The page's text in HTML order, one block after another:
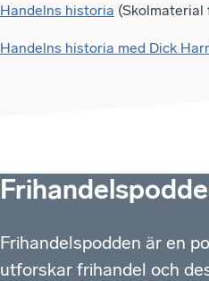
Handelns historia (Skolmaterial
Handelns historia med Dick
Frihandelspodden är en
utforskar frihandel och